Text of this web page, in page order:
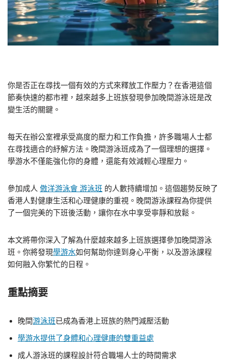
你是否正在尋找一個有效的方式來釋放工作壓力？在香港這個
節奏快速的都市裡，越來越多上班族發現參加晚間游泳班是改
變生活的關鍵。
每天在辦公室裡承受高度的壓力和工作負擔，許多職場人士都
在尋找適合的紓解方法。晚間游泳班成為了一個理想的選擇。
學游水不僅能強化你的身體，還能有效減輕心理壓力。
參加成人 傲洋游泳會 游泳班 的人數持續增加。這個趨勢反映了
香港人對健康生活和心理健康的重視。晚間游泳課程為你提供
了一個完美的下班後活動，讓你在水中享受寧靜和放鬆。
本文將帶你深入了解為什麼越來越多上班族選擇參加晚間游泳
班。你將發現學游水如何幫助你達到身心平衡，以及游泳課程
如何融入你繁忙的日程。
重點摘要
晚間游泳班已成為香港上班族的熱門減壓活動
學游水提供了身體和心理健康的雙重益處
成人游泳班的課程設計符合職場人士的時間需求